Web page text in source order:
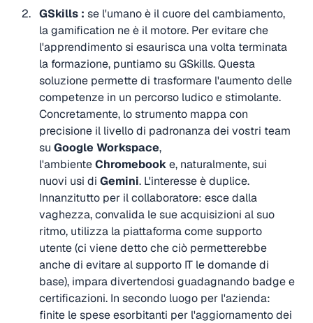
GSkills : se l'umano è il cuore del cambiamento,
la gamification ne è il motore. Per evitare che
l'apprendimento si esaurisca una volta terminata
la formazione, puntiamo su GSkills. Questa
soluzione permette di trasformare l'aumento delle
competenze in un percorso ludico e stimolante.
Concretamente, lo strumento mappa con
precisione il livello di padronanza dei vostri team
su Google Workspace,
l'ambienteChromebooke, naturalmente, sui
nuovi usi di Gemini. L'interesse è duplice.
Innanzitutto per il collaboratore: esce dalla
vaghezza, convalida le sue acquisizioni al suo
ritmo, utilizza la piattaforma come supporto
utente (ci viene detto che ciò permetterebbe
anche di evitare al supporto IT le domande di
base), impara divertendosi guadagnando badge e
certificazioni. In secondo luogo per l'azienda:
finite le spese esorbitanti per l'aggiornamento dei